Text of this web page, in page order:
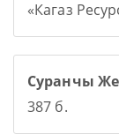
«Кагаз
Суранчы
387 б.